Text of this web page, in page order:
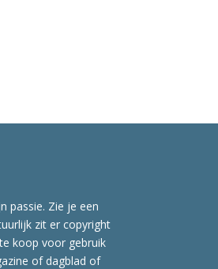
passie. Zie je een
zit er copyright
koop voor gebruik
of dagblad of